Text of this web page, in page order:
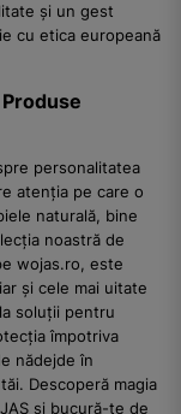
și un gest
cu etica europeană
personalitatea
atenția pe care o
naturală, bine
noastră de
wojas.ro, este
și cele mai uitate
soluții pentru
împotriva
nădejde în
Descoperă magia
și bucură-te de